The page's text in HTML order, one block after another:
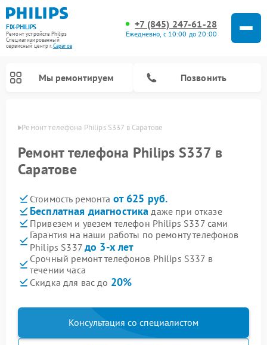
FIX-PHILIPS
Ремонт устройств Philips
Специализированный
cервисный центр г.Саратов
+7 (845) 247-61-28
Ежедневно, с 10:00 до 20:00
Мы ремонтируем Позвонить
Ремонт телефона Philips S337 в Саратове
Ремонт телефона Philips S337 в
Саратове
Стоимость ремонта от 625 руб.
Бесплатная диагностика даже при отказе
Привезем и увезем телефон Philips S337 сами
Гарантия на наши работы по ремонту телефонов
Philips S337 до 3-х лет
Срочный ремонт телефонов Philips S337 в
течении часа
Скидка для вас до 20%
Консультация со специалистом